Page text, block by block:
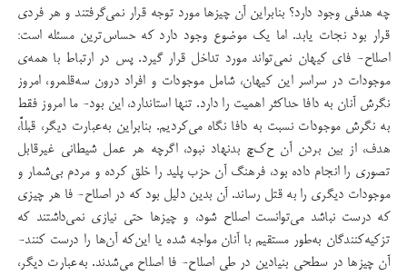
چه هدفی وجود دارد؟ بنابراین آن چیزها مورد توجه قرار نمی‌گرفتند و هر فردی
قرار بود نجات یابد. اما یک موضوع وجود دارد که حساس‌ترین مسئله است:
اصلاح- فای کیهان نمی‌تواند مورد تداخل قرار گیرد. پس در ارتباط با همه‌ی
موجودات در سراسر این کیهان، شامل موجودات و افراد درون سه‌قلمرو، امروز
نگرش‌ آنان به دافا حداکثر اهمیت را دارد. تنها استاندارد، این بود- ما امروز فقط
به نگرش موجودات نسبت به دافا نگاه می‌کردیم. بنابراین به‌عبارت دیگر، قبلاً،
هدف، از بین بردن آن ح‌ک‌چ بدنهاد نبود، اگرچه هر عمل شیطانی غیرقابل
تصوری را انجام داده بود، فرهنگ آن حزب پلید را خلق کرده و مردم بی‌شمار و
موجودات دیگری را به قتل رساند. آن بدین دلیل بود که در اصلاح- فا هر چیزی
که درست نباشد می‌توانست اصلاح شود، و چیزها حتی نیازی نمی‌داشتند که
تزکیه‌کنندگان به‌طور مستقیم با آنان مواجه شده یا این‌که آن‌ها را درست کنند-
آن چیزها در سطحی بنیادین در طی اصلاح- فا اصلاح می‌شدند. به‌عبارت دیگر،